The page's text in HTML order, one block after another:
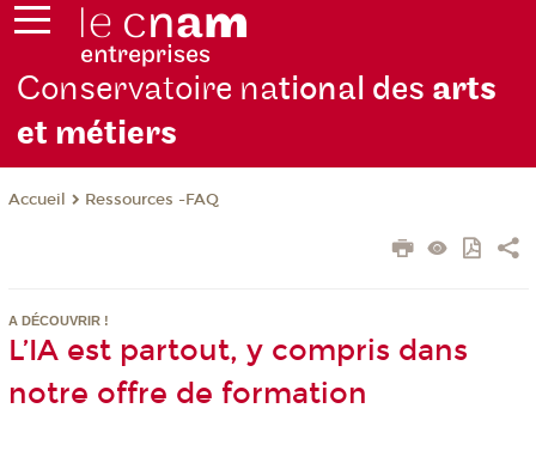
Conservatoire national des arts
et métiers
Accueil Ressources -FAQ
A DÉCOUVRIR !
L’IA est partout, y compris dans
notre offre de formation